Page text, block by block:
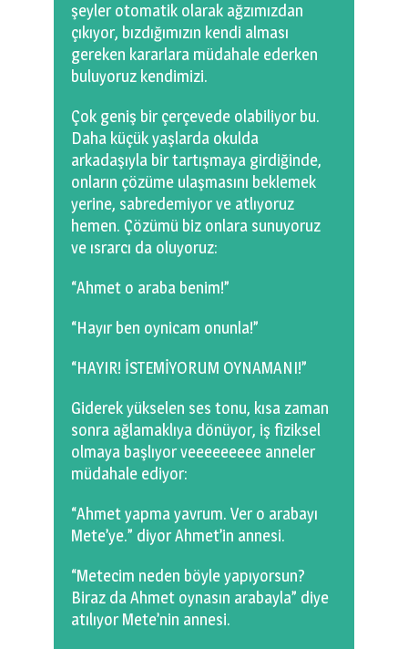
şeyler otomatik olarak ağzımızdan
çıkıyor, bızdığımızın kendi alması
gereken kararlara müdahale ederken
buluyoruz kendimizi.
Çok geniş bir çerçevede olabiliyor bu.
Daha küçük yaşlarda okulda
arkadaşıyla bir tartışmaya girdiğinde,
onların çözüme ulaşmasını beklemek
yerine, sabredemiyor ve atlıyoruz
hemen. Çözümü biz onlara sunuyoruz
ve ısrarcı da oluyoruz:
“Ahmet o araba benim!”
“Hayır ben oynicam onunla!”
“HAYIR! İSTEMİYORUM OYNAMANI!”
Giderek yükselen ses tonu, kısa zaman
sonra ağlamaklıya dönüyor, iş fiziksel
olmaya başlıyor veeeeeeeee anneler
müdahale ediyor:
“Ahmet yapma yavrum. Ver o arabayı
Mete’ye.” diyor Ahmet’in annesi.
“Metecim neden böyle yapıyorsun?
Biraz da Ahmet oynasın arabayla” diye
atılıyor Mete’nin annesi.